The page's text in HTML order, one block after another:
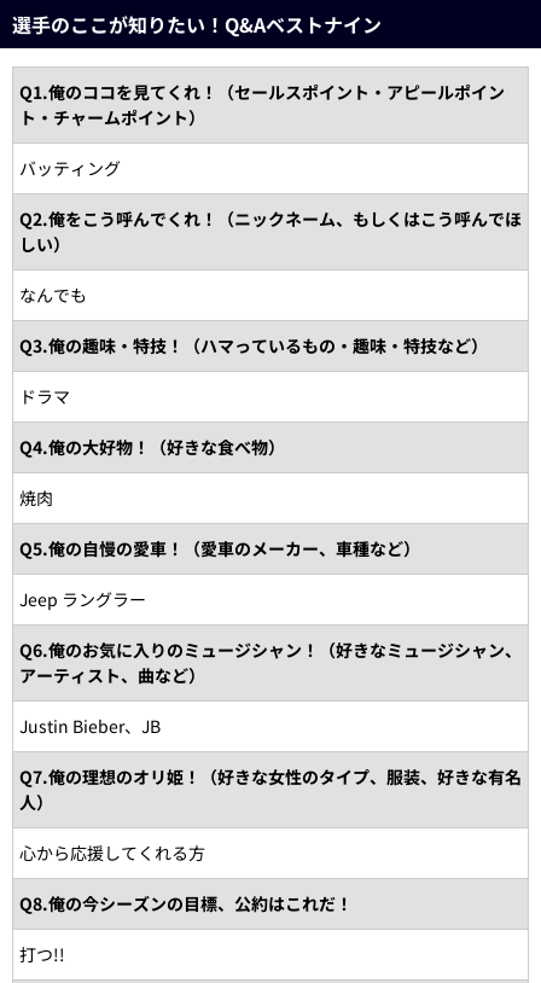
選手のここが知りたい！Q&Aベストナイン
Q1.俺のココを見てくれ！（セールスポイント・アピールポイン
ト・チャームポイント）
バッティング
Q2.俺をこう呼んでくれ！（ニックネーム、もしくはこう呼んでほ
しい）
なんでも
Q3.俺の趣味・特技！（ハマっているもの・趣味・特技など）
ドラマ
Q4.俺の大好物！（好きな食べ物）
焼肉
Q5.俺の自慢の愛車！（愛車のメーカー、車種など）
Jeep ラングラー
Q6.俺のお気に入りのミュージシャン！（好きなミュージシャン、
アーティスト、曲など）
Justin Bieber、JB
Q7.俺の理想のオリ姫！（好きな女性のタイプ、服装、好きな有名
人）
心から応援してくれる方
Q8.俺の今シーズンの目標、公約はこれだ！
打つ!!